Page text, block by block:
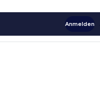
Anmelden